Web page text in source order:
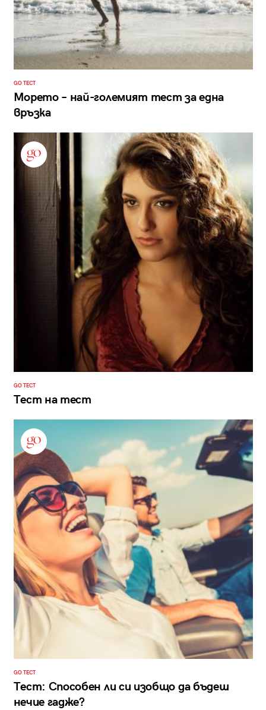
GO ТЕСТ
Морето – най-големият тест за една
връзка
GO ТЕСТ
Тест на тест
GO ТЕСТ
Тест: Способен ли си изобщо да бъдеш
нечие гадже?